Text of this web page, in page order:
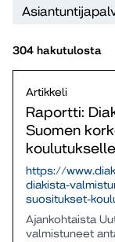
304 hakutulosta
Artikkeli
Raportti:
Suomen
https://
diakista-
suositukset-
Ajankohtaista
valmistuneet